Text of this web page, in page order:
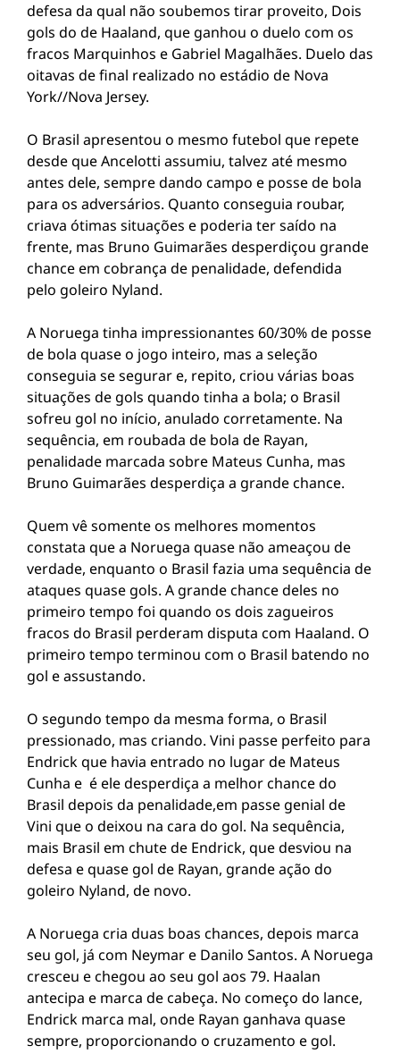
defesa da qual não soubemos tirar proveito, Dois
gols do de Haaland, que ganhou o duelo com os
fracos Marquinhos e Gabriel Magalhães. Duelo das
oitavas de final realizado no estádio de Nova
York//Nova Jersey.
O Brasil apresentou o mesmo futebol que repete
desde que Ancelotti assumiu, talvez até mesmo
antes dele, sempre dando campo e posse de bola
para os adversários. Quanto conseguia roubar,
criava ótimas situações e poderia ter saído na
frente, mas Bruno Guimarães desperdiçou grande
chance em cobrança de penalidade, defendida
pelo goleiro Nyland.
A Noruega tinha impressionantes 60/30% de posse
de bola quase o jogo inteiro, mas a seleção
conseguia se segurar e, repito, criou várias boas
situações de gols quando tinha a bola; o Brasil
sofreu gol no início, anulado corretamente. Na
sequência, em roubada de bola de Rayan,
penalidade marcada sobre Mateus Cunha, mas
Bruno Guimarães desperdiça a grande chance.
Quem vê somente os melhores momentos
constata que a Noruega quase não ameaçou de
verdade, enquanto o Brasil fazia uma sequência de
ataques quase gols. A grande chance deles no
primeiro tempo foi quando os dois zagueiros
fracos do Brasil perderam disputa com Haaland. O
primeiro tempo terminou com o Brasil batendo no
gol e assustando.
O segundo tempo da mesma forma, o Brasil
pressionado, mas criando. Vini passe perfeito para
Endrick que havia entrado no lugar de Mateus
Cunha e é ele desperdiça a melhor chance do
Brasil depois da penalidade,em passe genial de
Vini que o deixou na cara do gol. Na sequência,
mais Brasil em chute de Endrick, que desviou na
defesa e quase gol de Rayan, grande ação do
goleiro Nyland, de novo.
A Noruega cria duas boas chances, depois marca
seu gol, já com Neymar e Danilo Santos. A Noruega
cresceu e chegou ao seu gol aos 79. Haalan
antecipa e marca de cabeça. No começo do lance,
Endrick marca mal, onde Rayan ganhava quase
sempre, proporcionando o cruzamento e gol.